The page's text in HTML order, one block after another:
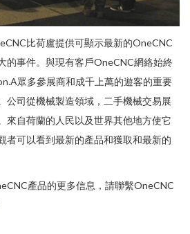
比荷盧提供可顯示最新的OneCNC
的事件。與現有客戶OneCNC網絡始終
眾多參展商和成千上萬的遊客的重要
公司從機械製造領域，二手機械交易展
來自荷蘭的人民以及世界其他地方使它
者可以看到最新的產品和獲取和最新的
產品的更多信息，請聯繫OneCNC